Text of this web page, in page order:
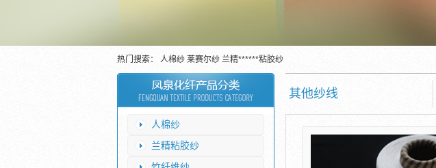
热门搜索： 人棉纱 莱赛尔纱 兰精******粘胶纱
人棉纱
兰精粘胶纱
其他纱线